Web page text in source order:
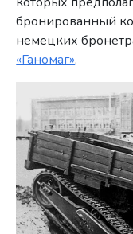
бронированный
немецких
«Ганомаг».